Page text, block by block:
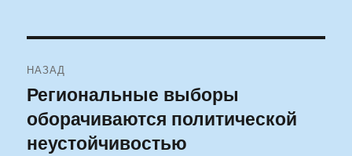
по
записям
НАЗАД
Предыдущая
запись:
Региональные выборы
оборачиваются политической
неустойчивостью